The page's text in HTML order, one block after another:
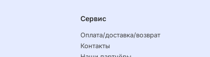
Сервис
Оплата/доставка/возврат
Контакты